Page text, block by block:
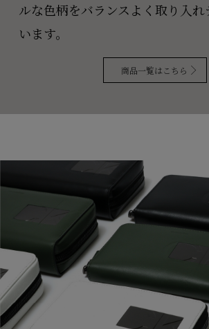
ルな色柄をバランスよく取り入れ
います。
商品一覧はこちら